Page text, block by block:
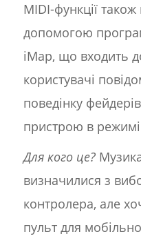
MIDI-функції
допомогою
iMap, що входить
користувачі
поведінку
пристрою в режимі
Для кого це?
визначилися з
контролера, але
пульт для